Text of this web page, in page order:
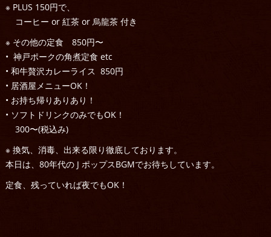
※ PLUS 150円で、
コーヒー or 紅茶 or 烏龍茶 付き
※ その他の定食 850円〜
• 神戸ポークの角煮定食 etc
• 和牛贅沢カレーライス 850円
• 居酒屋メニューOK！
• お持ち帰りありあり！
• ソフトドリンクのみでもOK！
300〜(税込み)
※ 換気、消毒、出来る限り徹底しております。
本日は、80年代の J ポップスBGMでお待ちしています。
定食、残っていれば夜でもOK！